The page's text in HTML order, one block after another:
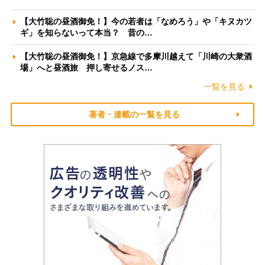
【大竹聡の昼酒御免！】今の若者は「なめろう」や「キヌカツ
ギ」を知らないって本当？ 昔の…
【大竹聡の昼酒御免！】京急線で多摩川越えて「川崎の大衆酒
場」へと昼酒旅 押し寄せるノス…
一覧を見る
著者・連載の一覧を見る